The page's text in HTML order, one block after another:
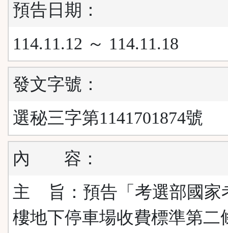
預告日期：
114.11.12 ～ 114.11.18
發文字號：
選秘三字第1141701874號
內 容：
主 旨：預告「考選部國家
樓地下停車場收費標準第二